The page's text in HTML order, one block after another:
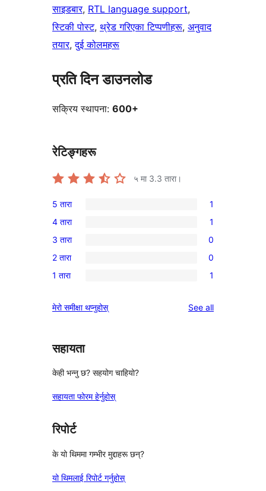
साइडबार, RTL language support
स्टिकी पोस्ट, थ्रेड गरिएका टिप्पणीहरू, अनुवाद
तयार, दुई कोलमहरू
प्रति दिन डाउनलोड
सक्रिय स्थापना: 600+
रेटिङ्गहरू
५ मा 3.3 तारा।
1
5-
तारा
समीक्षा
5 तारा 1
1
4-
तारा
समीक्षा
4 तारा 1
0
3-
तारा
3 तारा 0
0
2-
समीक्षाहरू
2 तारा 0
1
तारा
1 तारा 1
मेरो समीक्षा थप्नुहोस् See allreviews
सहायता
केही भन्नु छ? सहयोग चाहियो?
सहायता फोरम हेर्नुहोस्
रिपोर्ट
के यो थिममा गम्भीर मुद्दाहरू छन्?
यो थिमलाई रिपोर्ट गर्नुहोस्